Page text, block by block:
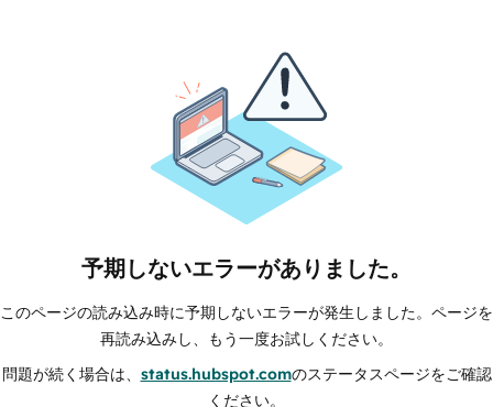
予期しないエラーがありました。
このページの読み込み時に予期しないエラーが発生しました。ページを
再読み込みし、もう一度お試しください。
問題が続く場合は、 status.hubspot.comのステータスページをご確認
ください。